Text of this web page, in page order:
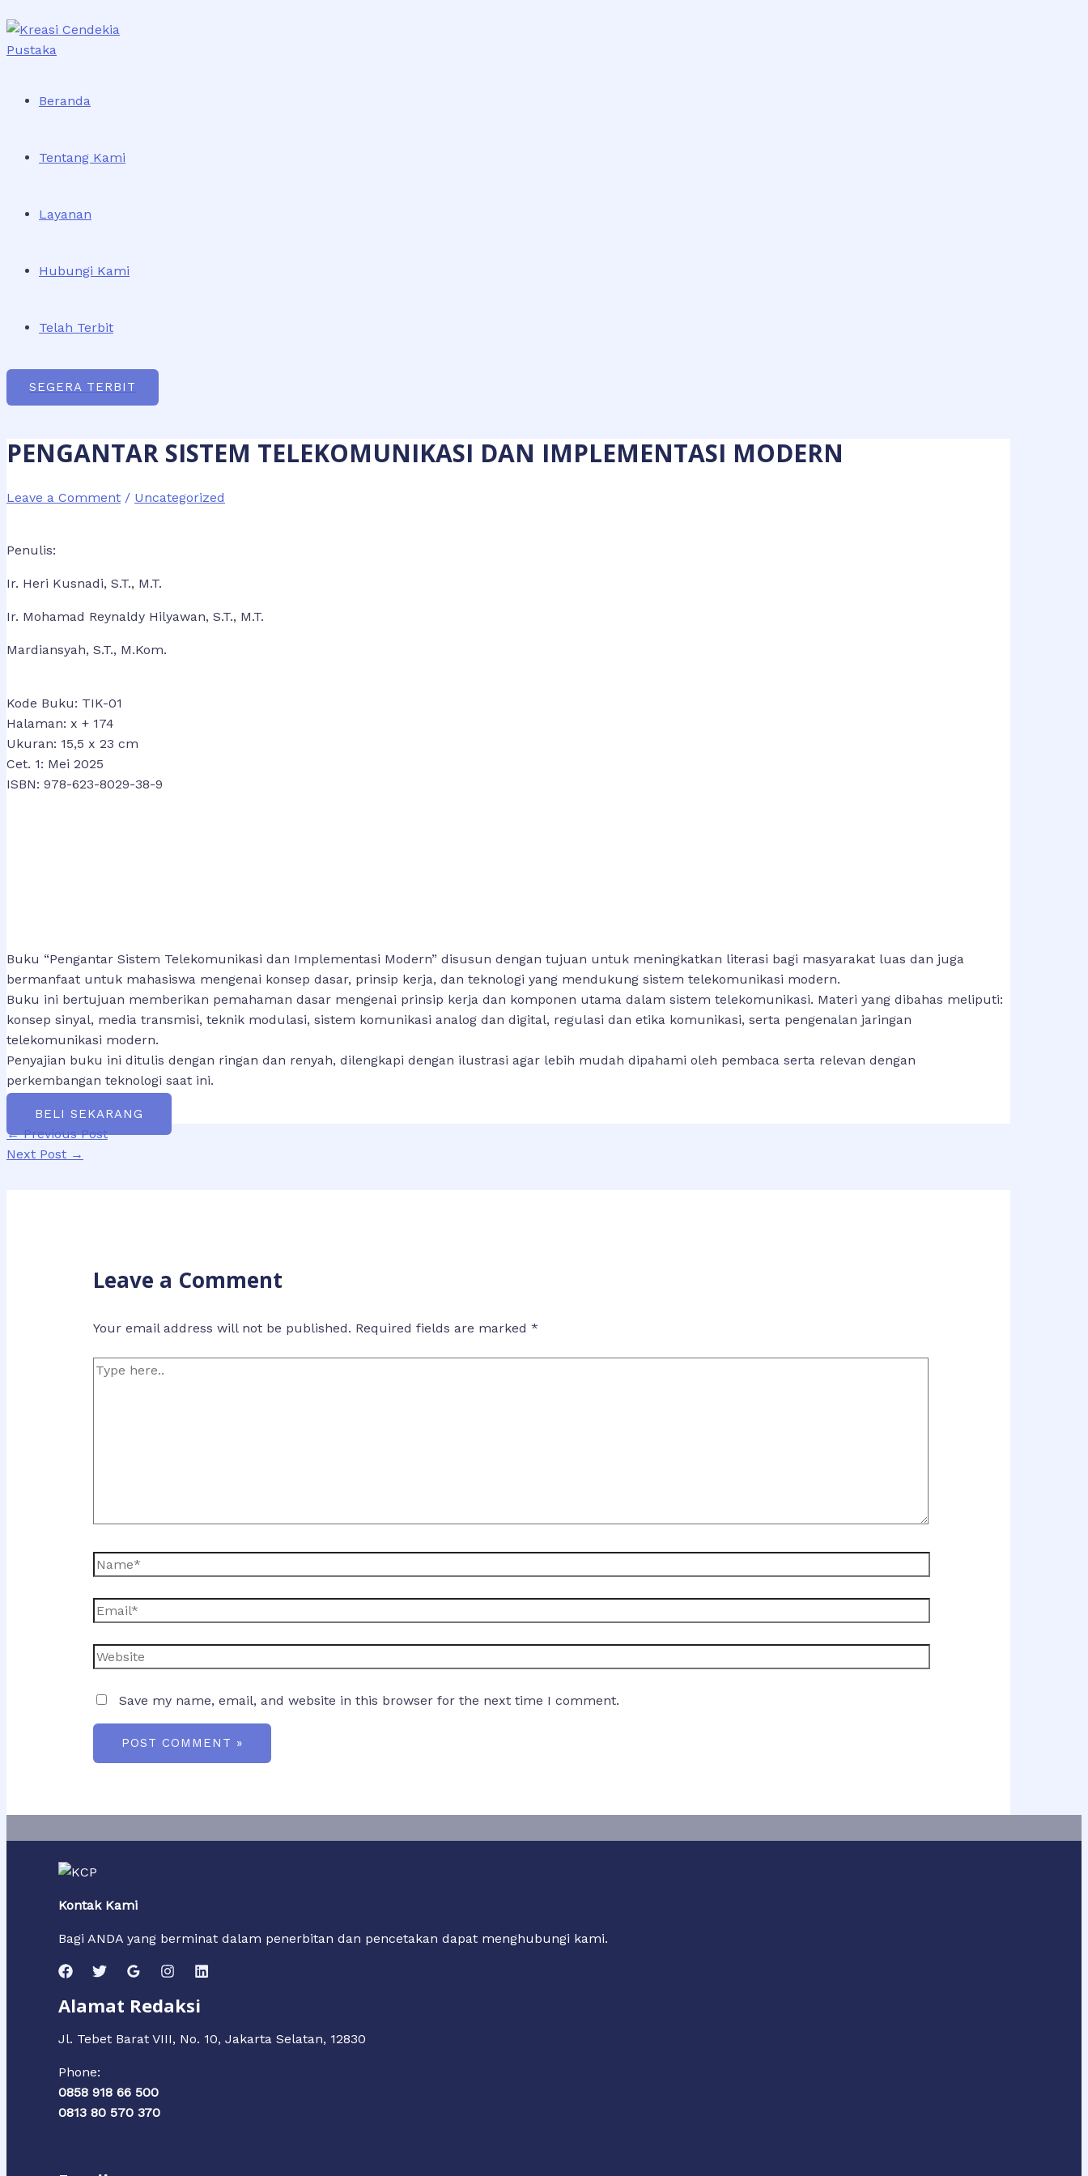
Skip
to
content
Beranda
Tentang Kami
Layanan
Hubungi Kami
Telah Terbit
SEGERA TERBIT
PENGANTAR SISTEM TELEKOMUNIKASI DAN IMPLEMENTASI MODERN
Leave a Comment / Uncategorized
Penulis:
Ir. Heri Kusnadi, S.T., M.T.
Ir. Mohamad Reynaldy Hilyawan, S.T., M.T.
Mardiansyah, S.T., M.Kom.
Kode Buku: TIK-01
Halaman: x + 174
Ukuran: 15,5 x 23 cm
Cet. 1: Mei 2025
ISBN: 978-623-8029-38-9
Buku “Pengantar Sistem Telekomunikasi dan Implementasi Modern” disusun dengan tujuan untuk meningkatkan literasi bagi masyarakat luas dan juga
bermanfaat untuk mahasiswa mengenai konsep dasar, prinsip kerja, dan teknologi yang mendukung sistem telekomunikasi modern.
Buku ini bertujuan memberikan pemahaman dasar mengenai prinsip kerja dan komponen utama dalam sistem telekomunikasi. Materi yang dibahas meliputi:
konsep sinyal, media transmisi, teknik modulasi, sistem komunikasi analog dan digital, regulasi dan etika komunikasi, serta pengenalan jaringan
telekomunikasi modern.
Penyajian buku ini ditulis dengan ringan dan renyah, dilengkapi dengan ilustrasi agar lebih mudah dipahami oleh pembaca serta relevan dengan
perkembangan teknologi saat ini.
BELI SEKARANG
Post
navigation
←Previous Post
Next Post →
Leave a Comment
Your email address will not be published. Required fields are marked *
Type
Name*
Email*
Website
Save my name, email, and website in this browser for the next time I comment.
Kontak Kami
Bagi ANDA yang berminat dalam penerbitan dan pencetakan dapat menghubungi kami.
Alamat Redaksi
Jl. Tebet Barat VIII, No. 10, Jakarta Selatan, 12830
Phone:
0858 918 66 500
0813 80 570 370